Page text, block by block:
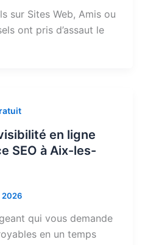
sur Sites Web, Amis ou
ont pris d’assaut le
en ligne
SEO à Aix-les-
2026
qui vous demande
en un temps